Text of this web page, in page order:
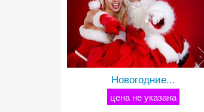
Новогодние...
цена не указана